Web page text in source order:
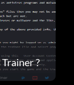
?